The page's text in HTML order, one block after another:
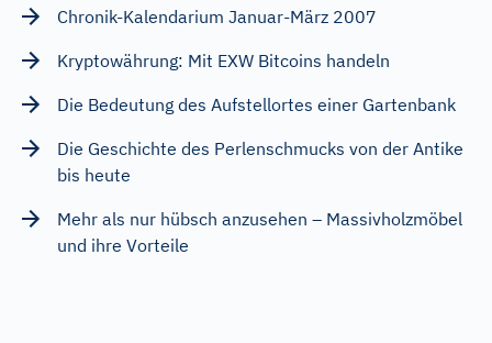
Chronik-Kalendarium Januar-März 2007
Kryptowährung: Mit EXW Bitcoins handeln
Die Bedeutung des Aufstellortes einer Gartenbank
Die Geschichte des Perlenschmucks von der Antike
bis heute
Mehr als nur hübsch anzusehen – Massivholzmöbel
und ihre Vorteile